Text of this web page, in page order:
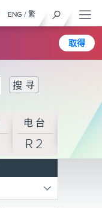
取得
ENG / 繁
电台
R2